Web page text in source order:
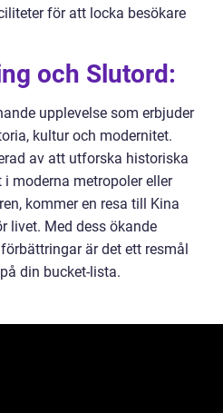
för att locka besökare
och Slutord:
upplevelse som erbjuder
kultur och modernitet.
av att utforska historiska
i moderna metropoler eller
kommer en resa till Kina
livet. Med dess ökande
är det ett resmål
din bucket-lista.